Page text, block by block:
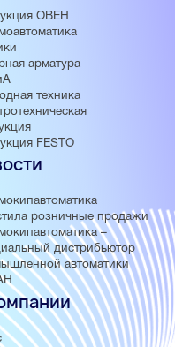
ОВЕН
арматура
техника
FESTO
розничные продажи
–
дистрибьютор
автоматики